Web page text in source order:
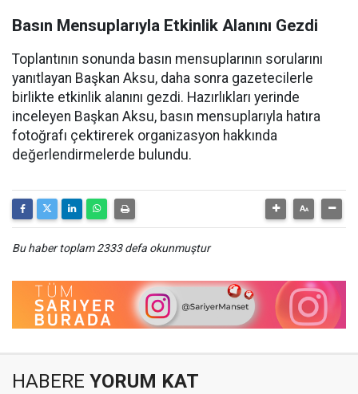
Basın Mensuplarıyla Etkinlik Alanını Gezdi
Toplantının sonunda basın mensuplarının sorularını
yanıtlayan Başkan Aksu, daha sonra gazetecilerle
birlikte etkinlik alanını gezdi. Hazırlıkları yerinde
inceleyen Başkan Aksu, basın mensuplarıyla hatıra
fotoğrafı çektirerek organizasyon hakkında
değerlendirmelerde bulundu.
Bu haber toplam 2333 defa okunmuştur
HABERE YORUM KAT